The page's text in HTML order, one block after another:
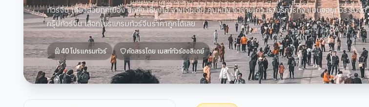
ทัวร์จีน เที่ยวสวยทุกเมือง ปักกิ่ง เซี่ยงไฮ้ จางเจียเจี้ย คุนหมิง จิวจ่ายโกว เราบริการทั้ง แบบจอยทัวร์ รับจัด
กรุ๊ปทัวร์จีน เลือกโปรแกรมทัวร์จีนราคาถูกได้เลย
40โปรแกรมทัวร์ คัดสรรโดย เบสท์ทัวร์ฮอลิเดย์